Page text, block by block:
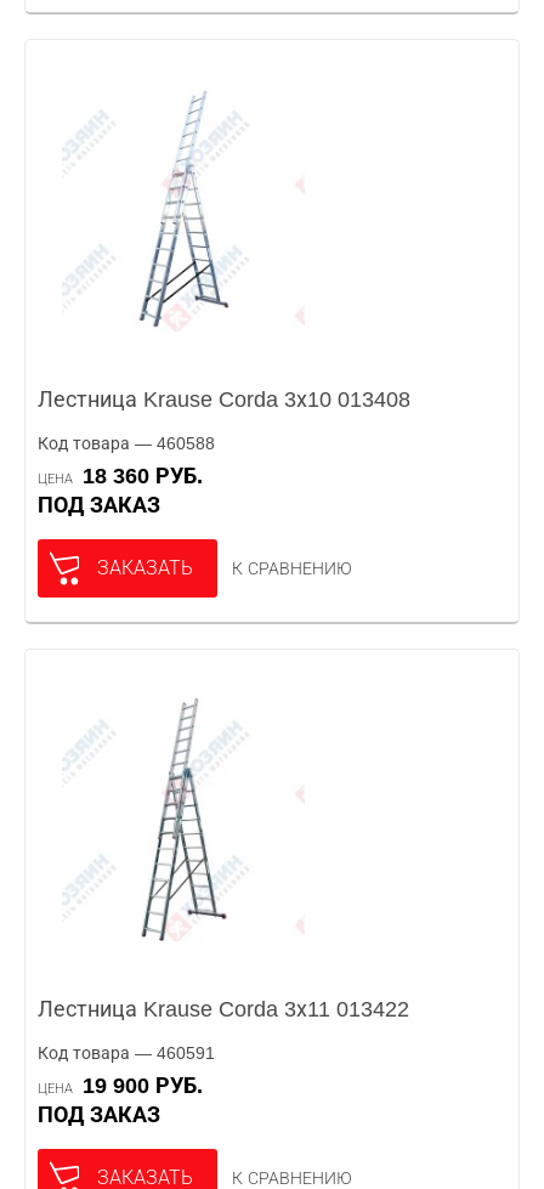
Лестница Krause Corda 3х10 013408
Код товара — 460588
ЦЕНА
18 360 РУБ.
ПОД ЗАКАЗ
ЗАКАЗАТЬ К СРАВНЕНИЮ
Лестница Krause Corda 3х11 013422
Код товара — 460591
ЦЕНА
19 900 РУБ.
ПОД ЗАКАЗ
ЗАКАЗАТЬ К СРАВНЕНИЮ